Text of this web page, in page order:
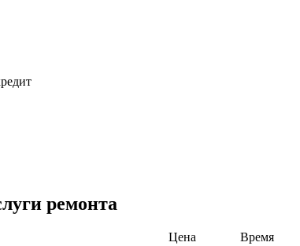
ремонта
услуги Цена Время